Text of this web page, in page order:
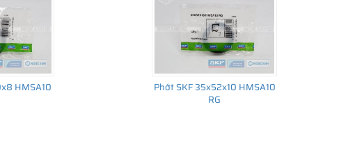
HMSA10
Phớt SKF 35x52x10 HMSA10
RG